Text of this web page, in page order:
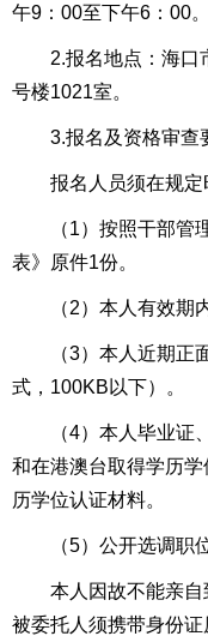
午9：00至下午6：00。
2.报名地点：海口
号楼1021室。
3.报名及资格审查
报名人员须在规定
（1）按照干部管理
表》原件1份。
（2）本人有效期内
（3）本人近期正面
式，100KB以下）。
（4）本人毕业证、
和在港澳台取得学历
历学位认证材料。
（5）公开选调职位
本人因故不能亲自
被委托人须携带身份